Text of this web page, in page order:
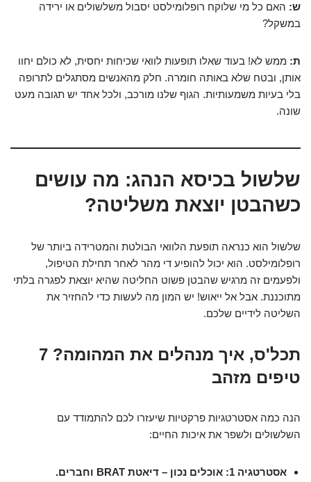
ש: האם כל מי שלוקח רופלומילסט יסבול משלשולים או ירידה
במשקל?
ת: ממש לא! בעוד שאלו תופעות לוואי שכיחות יחסית, לא כולם יחוו
אותן, ובטח שלא באותה חומרה. חלק מהאנשים מסתגלים לתרופה
בלי בעיות משמעותיות. הגוף שלנו מורכב, ולכל אחד יש תגובה מעט
שונה.
שלשול בכיסא הנהג: מה עושים
כשהבטן יוצאת משליטה?
שלשול הוא כנראה תופעת הלוואי הבולטת והמטרידה ביותר של
רופלומילסט. הוא יכול להופיע די מהר לאחר תחילת הטיפול,
ולפעמים זה מרגיש שהבטן פשוט החליטה שהיא יוצאת לפגרה בלתי
מתוכננת. אבל אל ייאוש! יש המון מה לעשות כדי להחזיר את
השליטה לידיים שלכם.
תכל'ס, איך מנהלים את המהומה? 7
טיפים מזהב
הנה כמה אסטרטגיות פרקטיות שיעזרו לכם להתמודד עם
השלשולים ולשפר את איכות החיים:
אסטרטגיה 1: אוכלים נכון – דיאטת BRAT וחברים.